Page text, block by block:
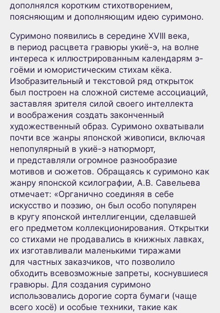
дополнялся коротким стихотворением,
поясняющим и дополняющим идею суримоно.
Суримоно появились в середине XVIII века,
в период расцвета гравюры укиё-э, на волне
интереса к иллюстрированным календарям э-
гоёми и юмористическим стихам кёка.
Изобразительный и текстовой ряд открыток
был построен на сложной системе ассоциаций,
заставляя зрителя силой своего интеллекта
и воображения создать законченный
художественный образ. Суримоно охватывали
почти все жанры японской живописи, включая
непопулярный в укиё-э натюрморт,
и представляли огромное разнообразие
мотивов и сюжетов. Обращаясь к суримоно как
жанру японской ксилографии, А.В. Савельева
отмечает: «Органично соединяя в себе
искусство и поэзию, он был особо популярен
в кругу японской интеллигенции, сделавшей
его предметом коллекционирования. Открытки
со стихами не продавались в книжных лавках,
их изготавливали маленькими тиражами
для частных заказчиков, что позволило
обходить всевозможные запреты, коснувшиеся
гравюры. Для создания суримоно
использовались дорогие сорта бумаги (чаще
всего хосё) и особые техники, такие как